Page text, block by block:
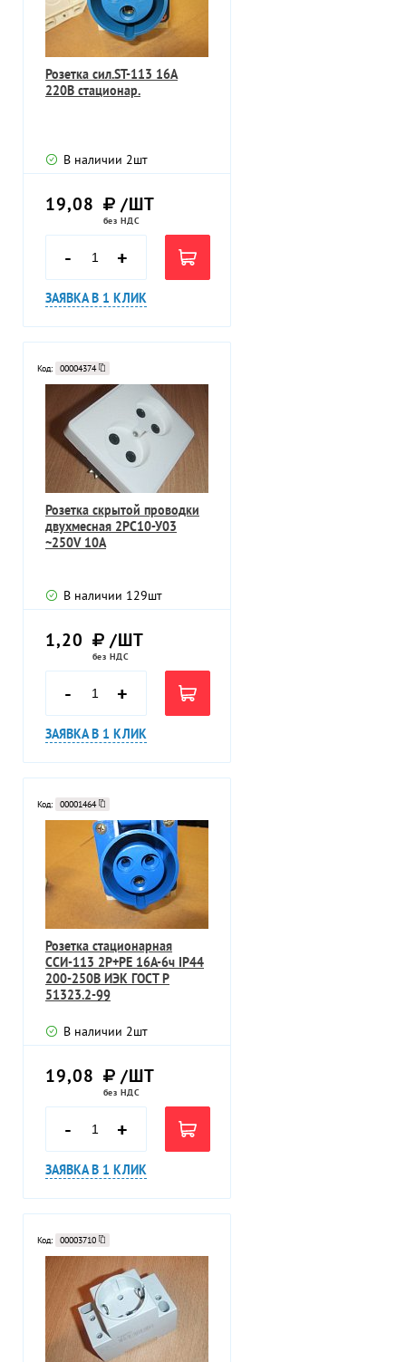
Розетка сил.SТ-113 16А
220В стационар.
В наличии 2шт
19,08 /ШТ
без НДС
- +
ЗАЯВКА В 1 КЛИК
Код: 00004374
Розетка скрытой проводки
двухмесная 2РС10-У03
~250V 10A
В наличии 129шт
1,20 /ШТ
без НДС
- +
ЗАЯВКА В 1 КЛИК
Код: 00001464
Розетка стационарная
ССИ-113 2P+PE 16А-6ч IP44
200-250В ИЭК ГОСТ P
51323.2-99
В наличии 2шт
19,08 /ШТ
без НДС
- +
ЗАЯВКА В 1 КЛИК
Код: 00003710